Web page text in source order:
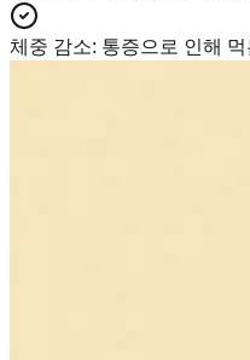
체중 감소: 통증으로 인해